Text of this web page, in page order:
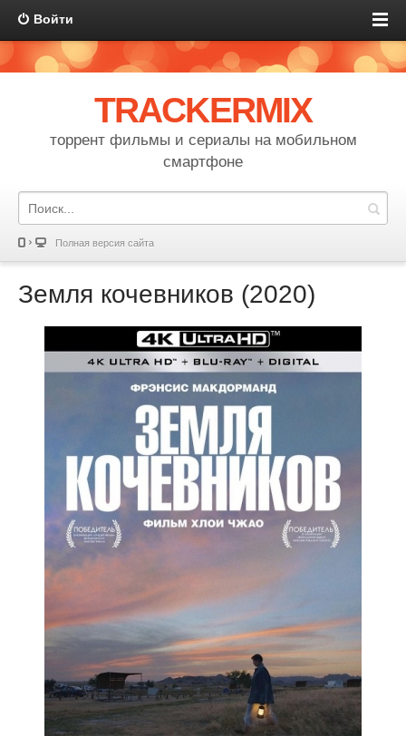
Войти
TRACKERMIX
торрент фильмы и сериалы на мобильном
смартфоне
Полная версия сайта
Земля кочевников (2020)